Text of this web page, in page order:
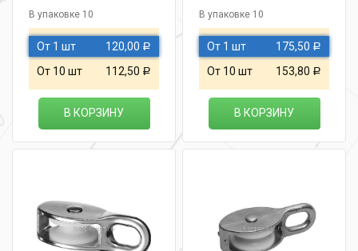
В упаковке 10
От 1 шт 120,00 Р
От 10 шт 112,50 Р
В КОРЗИНУ
В упаковке 10
От 1 шт 175,50 Р
От 10 шт 153,80 Р
В КОРЗИНУ